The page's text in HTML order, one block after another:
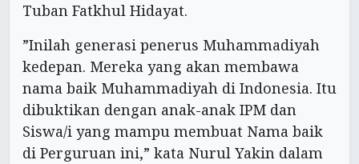
Tuban Fatkhul Hidayat.
”Inilah generasi penerus Muhammadiyah
kedepan. Mereka yang akan membawa
nama baik Muhammadiyah di Indonesia. Itu
dibuktikan dengan anak-anak IPM dan
Siswa/i yang mampu membuat Nama baik
di Perguruan ini,” kata Nurul Yakin dalam